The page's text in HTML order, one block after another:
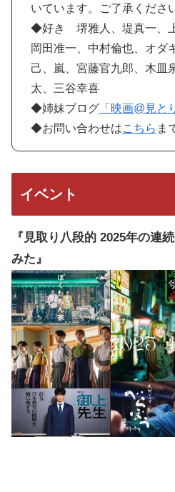
いています。ご了承くださ
◆好き 堺雅人、堤真一、上
岡田准一、中村倫也、オダ
己、嵐、宮藤官九郎、木皿
太、三谷幸喜
◆姉妹ブログ「映画@見と
◆お問い合わせはこちら ま
イベント
『見取り八段的 2025年の連
みた』